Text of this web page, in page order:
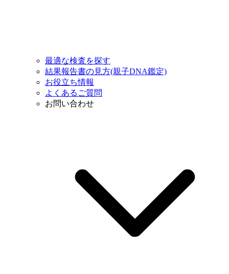
最適な検査を探す
結果報告書の見方(親子DNA鑑定)
お役立ち情報
よくあるご質問
お問い合わせ